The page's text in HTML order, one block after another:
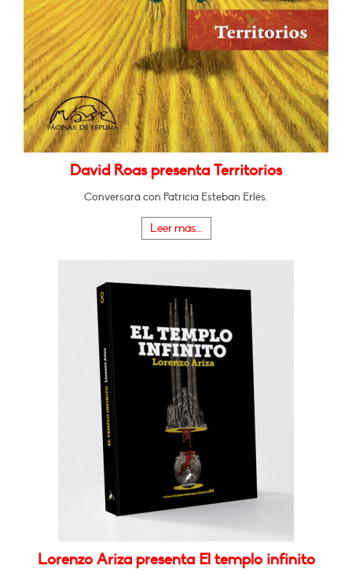
David Roas presenta Territorios
Conversará con Patricia Esteban Erlés.
Leer más...
Lorenzo Ariza presenta El templo infinito